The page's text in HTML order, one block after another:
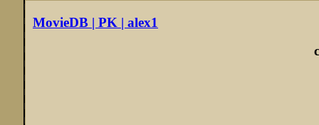
MovieDB | PK | alex1